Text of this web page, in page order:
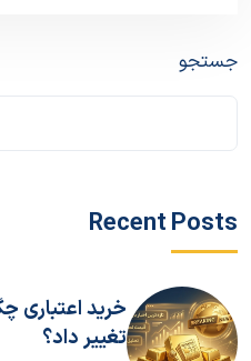
جستجو
Recent Posts
خرید اعتباری
تغییر داد؟